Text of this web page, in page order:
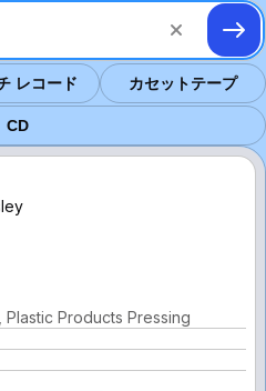
レコード カセットテープ
CD
Plastic Products Pressing